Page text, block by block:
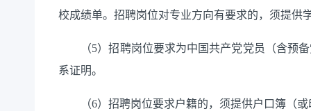
校成绩单。招聘岗位对专业方向有要求的，须提
（5）招聘岗位要求为中国共产党党员（含预备
系证明。
（6）招聘岗位要求户籍的，须提供户口簿（或